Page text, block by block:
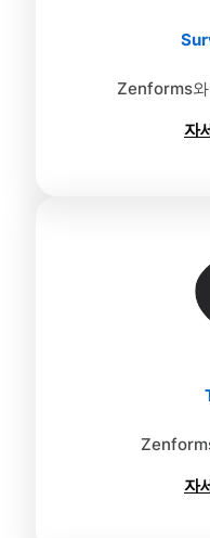
Zenforms
자
자